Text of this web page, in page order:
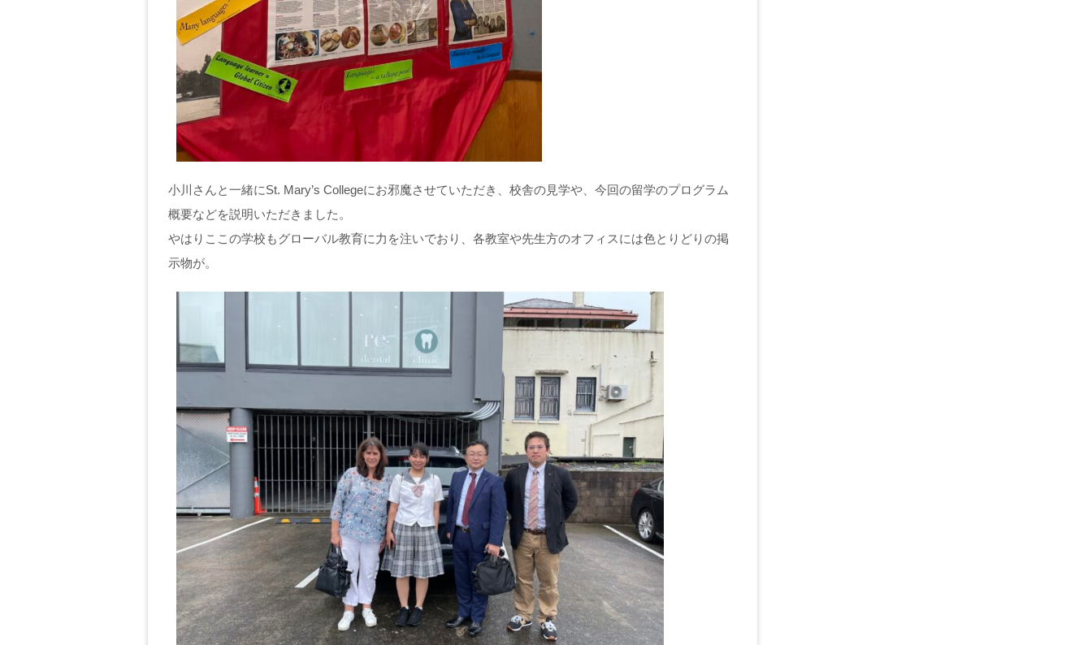
小川さんと一緒にSt. Mary’s Collegeにお邪魔させていただき、校舎の見学や、今回の留学のプログラム
概要などを説明いただきました。
やはりここの学校もグローバル教育に力を注いでおり、各教室や先生方のオフィスには色とりどりの掲
示物が。